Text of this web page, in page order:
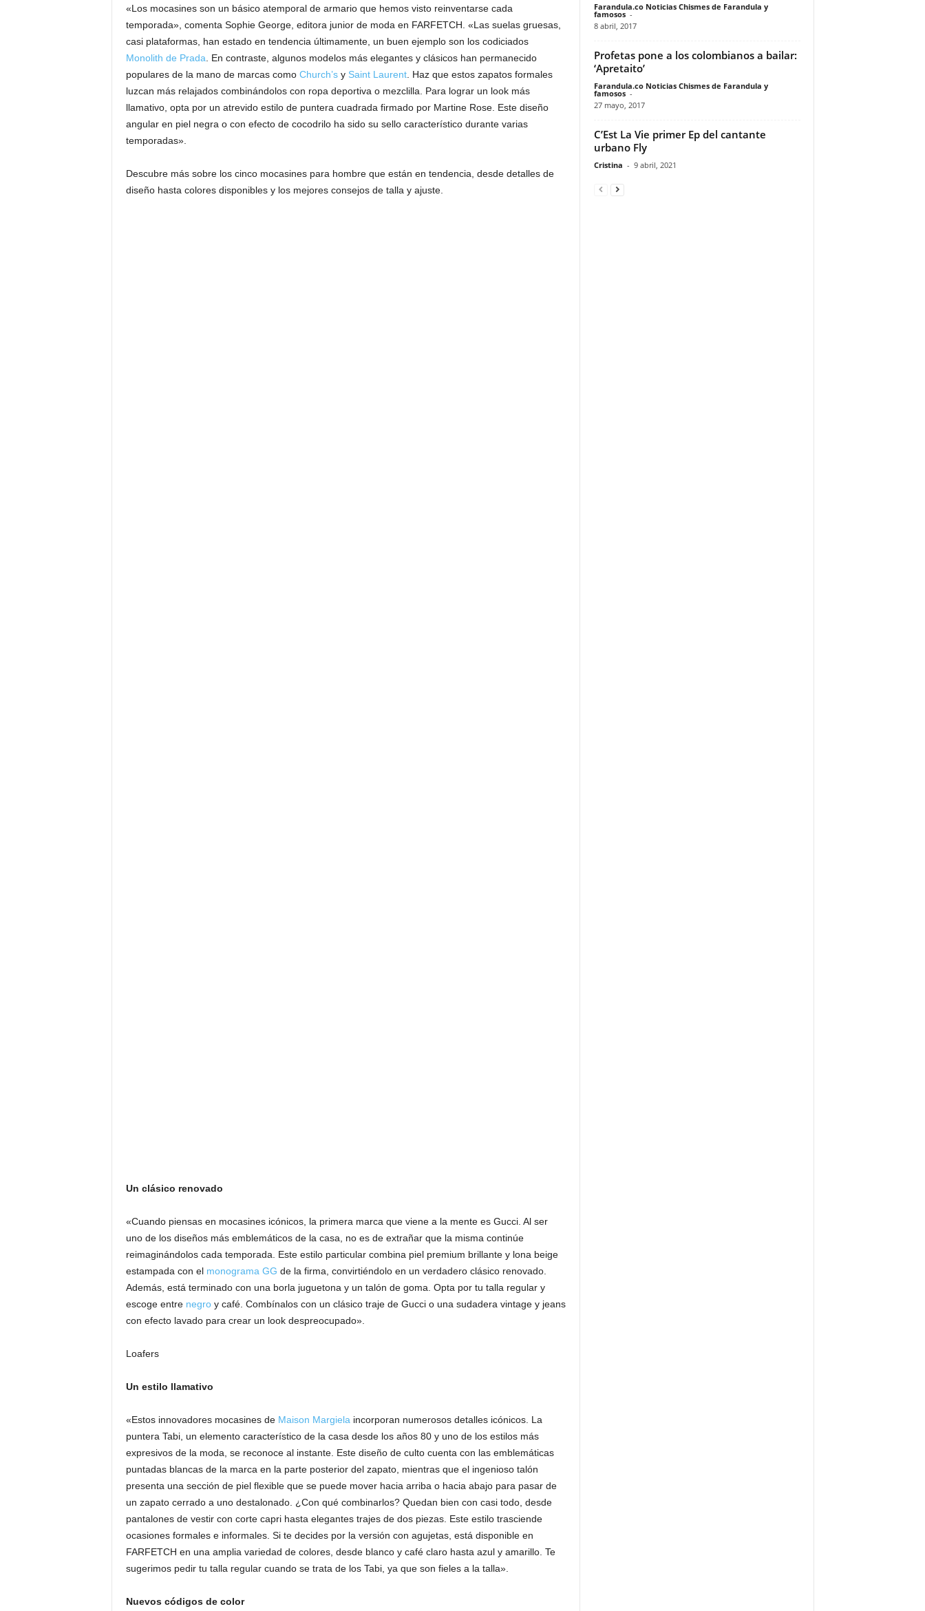
«Los mocasines son un básico atemporal de armario que hemos visto reinventarse cada
temporada», comenta Sophie George, editora junior de moda en FARFETCH. «Las suelas gruesas,
casi plataformas, han estado en tendencia últimamente, un buen ejemplo son los codiciados
Monolith de Prada . En contraste, algunos modelos más elegantes y clásicos han permanecido
populares de la mano de marcas como Church’s y Saint Laurent. Haz que estos zapatos formales
luzcan más relajados combinándolos con ropa deportiva o mezclilla. Para lograr un look más
llamativo, opta por un atrevido estilo de puntera cuadrada firmado por Martine Rose. Este diseño
angular en piel negra o con efecto de cocodrilo ha sido su sello característico durante varias
temporadas».
Descubre más sobre los cinco mocasines para hombre que están en tendencia, desde detalles de
diseño hasta colores disponibles y los mejores consejos de talla y ajuste.
Un clásico renovado
«Cuando piensas en mocasines icónicos, la primera marca que viene a la mente es Gucci. Al ser
uno de los diseños más emblemáticos de la casa, no es de extrañar que la misma continúe
reimaginándolos cada temporada. Este estilo particular combina piel premium brillante y lona beige
estampada con el monograma GG de la firma, convirtiéndolo en un verdadero clásico renovado.
Además, está terminado con una borla juguetona y un talón de goma. Opta por tu talla regular y
escoge entre negroy café. Combínalos con un clásico traje de Gucci o una sudadera vintage y jeans
con efecto lavado para crear un look despreocupado».
Loafers
Un estilo llamativo
«Estos innovadores mocasines de Maison Margiela incorporan numerosos detalles icónicos. La
puntera Tabi, un elemento característico de la casa desde los años 80 y uno de los estilos más
expresivos de la moda, se reconoce al instante. Este diseño de culto cuenta con las emblemáticas
puntadas blancas de la marca en la parte posterior del zapato, mientras que el ingenioso talón
presenta una sección de piel flexible que se puede mover hacia arriba o hacia abajo para pasar de
un zapato cerrado a uno destalonado. ¿Con qué combinarlos? Quedan bien con casi todo, desde
pantalones de vestir con corte capri hasta elegantes trajes de dos piezas. Este estilo trasciende
ocasiones formales e informales. Si te decides por la versión con agujetas, está disponible en
FARFETCH en una amplia variedad de colores, desde blanco y café claro hasta azul y amarillo. Te
sugerimos pedir tu talla regular cuando se trata de los Tabi, ya que son fieles a la talla».
Nuevos códigos de color
Farandula.co Noticias Chismes de Farandula y
famosos -
8 abril, 2017
Profetas pone a los colombianos a bailar:
‘Apretaito’
Farandula.co Noticias Chismes de Farandula y
famosos -
27 mayo, 2017
C’Est La Vie primer Ep del cantante
urbano Fly
Cristina - 9 abril, 2021